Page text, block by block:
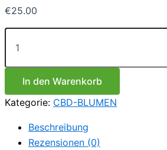
€25.00
Hanf
CBD
Menge
In den Warenkorb
Kategorie: CBD-BLUMEN
Beschreibung
Rezensionen (0)